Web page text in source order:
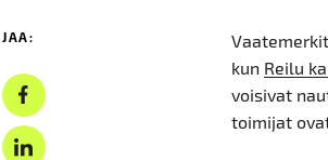
JAA:
kun Reilu
voisivat
toimijat